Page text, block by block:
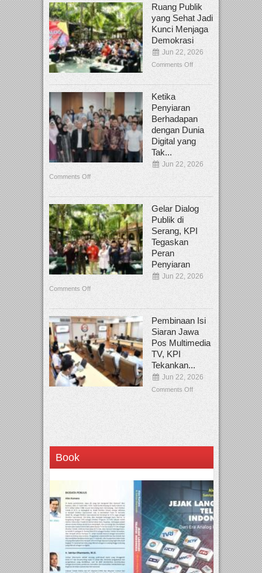
Ruang Publik
yang Sehat Jadi
Kunci Menjaga
Demokrasi
Jun 22, 2026
Comments Off
Ketika
Penyiaran
Berhadapan
dengan Dunia
Digital yang
Tak...
Jun 22, 2026
Comments Off
Gelar Dialog
Publik di
Serang, KPI
Tegaskan
Peran
Penyiaran
Jun 22, 2026
Comments Off
Pembinaan Isi
Siaran Jawa
Pos Multimedia
TV, KPI
Tekankan...
Jun 22, 2026
Comments Off
Book